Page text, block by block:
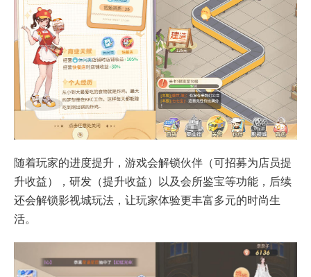
随着玩家的进度提升，游戏会解锁伙伴（可招募为店员提
升收益），研发（提升收益）以及会所鉴宝等功能，后续
还会解锁影视城玩法，让玩家体验更丰富多元的时尚生
活。